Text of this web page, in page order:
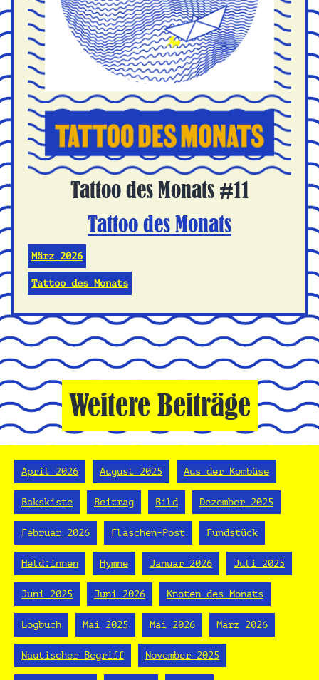
Tattoo des Monats #11
Tattoo des Monats
März 2026
Tattoo des Monats
Weitere Beiträge
April 2026 August 2025 Aus der Kombüse
Bakskiste Beitrag Bild Dezember 2025
Februar 2026 Flaschen-Post Fundstück
Held:innen Hymne Januar 2026 Juli 2025
Juni 2025 Juni 2026 Knoten des Monats
Logbuch Mai 2025 Mai 2026 März 2026
Nautischer Begriff November 2025